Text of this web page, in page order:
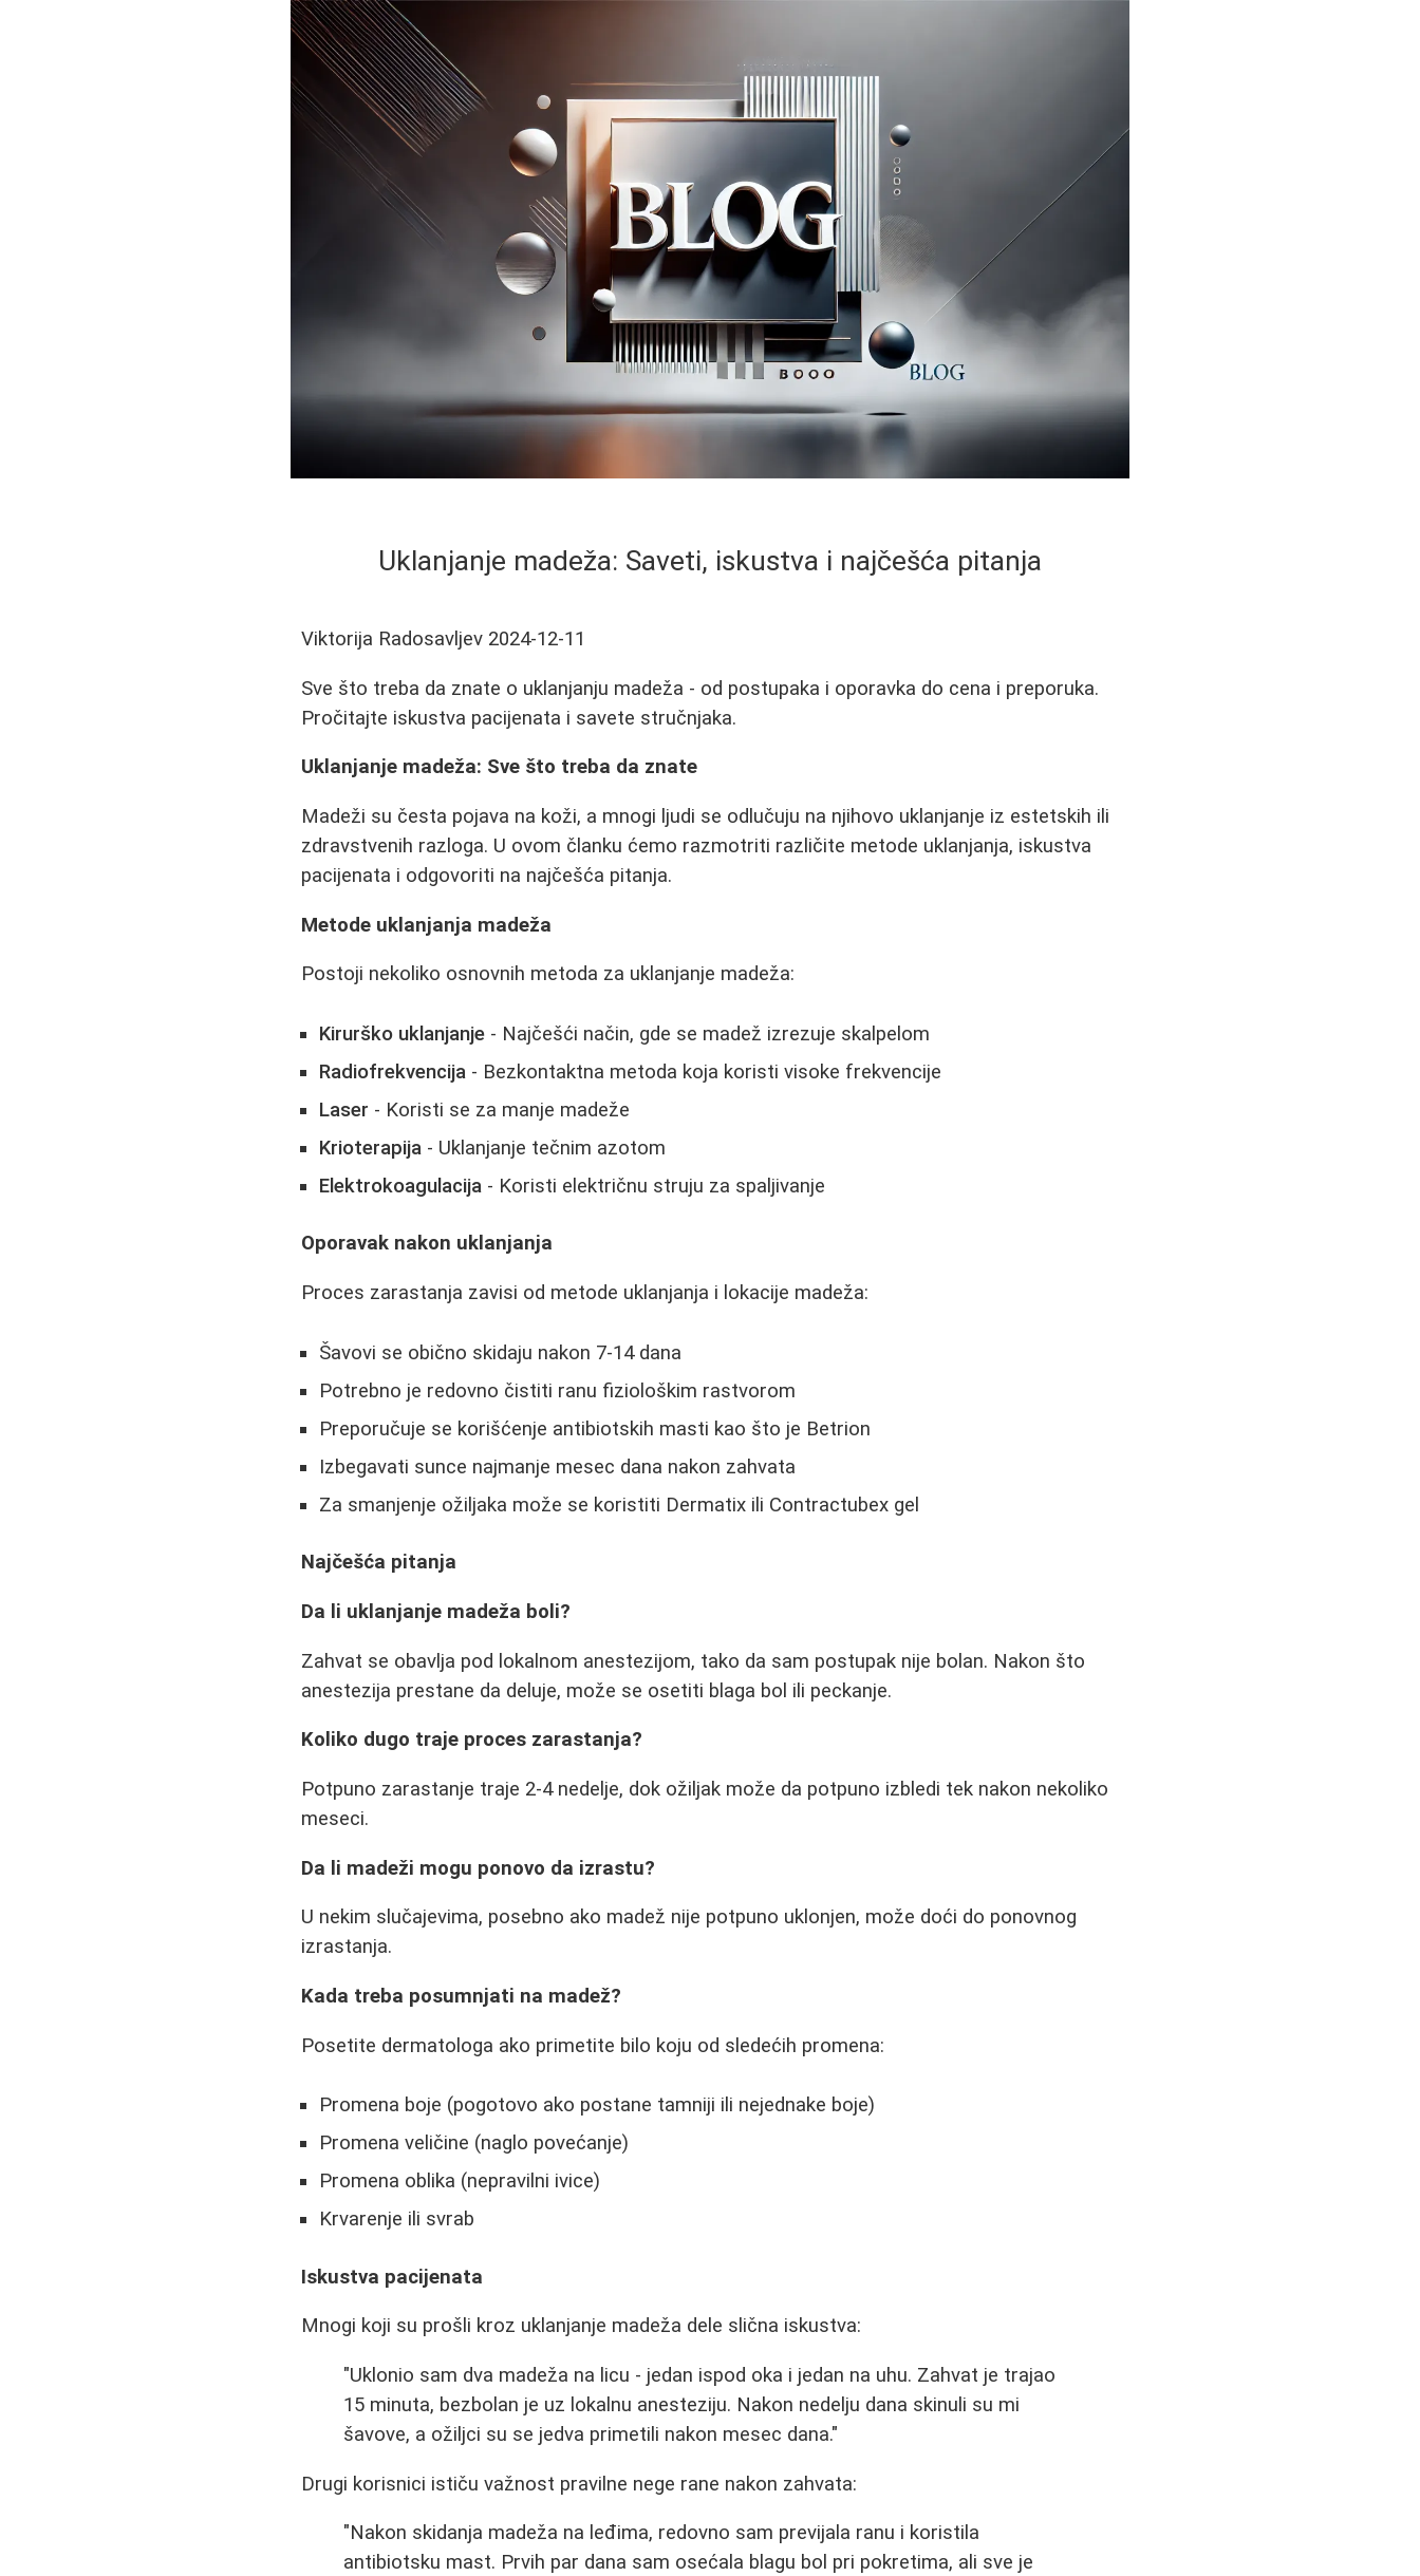
Uklanjanje madeža: Saveti, iskustva i najčešća pitanja
Viktorija Radosavljev 2024-12-11
Sve što treba da znate o uklanjanju madeža - od postupaka i oporavka do cena i preporuka.
Pročitajte iskustva pacijenata i savete stručnjaka.
Uklanjanje madeža: Sve što treba da znate
Madeži su česta pojava na koži, a mnogi ljudi se odlučuju na njihovo uklanjanje iz estetskih ili
zdravstvenih razloga. U ovom članku ćemo razmotriti različite metode uklanjanja, iskustva
pacijenata i odgovoriti na najčešća pitanja.
Metode uklanjanja madeža
Postoji nekoliko osnovnih metoda za uklanjanje madeža:
Kirurško uklanjanje - Najčešći način, gde se madež izrezuje skalpelom
Radiofrekvencija - Bezkontaktna metoda koja koristi visoke frekvencije
Laser - Koristi se za manje madeže
Krioterapija - Uklanjanje tečnim azotom
Elektrokoagulacija - Koristi električnu struju za spaljivanje
Oporavak nakon uklanjanja
Proces zarastanja zavisi od metode uklanjanja i lokacije madeža:
Šavovi se obično skidaju nakon 7-14 dana
Potrebno je redovno čistiti ranu fiziološkim rastvorom
Preporučuje se korišćenje antibiotskih masti kao što je Betrion
Izbegavati sunce najmanje mesec dana nakon zahvata
Za smanjenje ožiljaka može se koristiti Dermatix ili Contractubex gel
Najčešća pitanja
Da li uklanjanje madeža boli?
Zahvat se obavlja pod lokalnom anestezijom, tako da sam postupak nije bolan. Nakon što
anestezija prestane da deluje, može se osetiti blaga bol ili peckanje.
Koliko dugo traje proces zarastanja?
Potpuno zarastanje traje 2-4 nedelje, dok ožiljak može da potpuno izbledi tek nakon nekoliko
meseci.
Da li madeži mogu ponovo da izrastu?
U nekim slučajevima, posebno ako madež nije potpuno uklonjen, može doći do ponovnog
izrastanja.
Kada treba posumnjati na madež?
Posetite dermatologa ako primetite bilo koju od sledećih promena:
Promena boje (pogotovo ako postane tamniji ili nejednake boje)
Promena veličine (naglo povećanje)
Promena oblika (nepravilni ivice)
Krvarenje ili svrab
Iskustva pacijenata
Mnogi koji su prošli kroz uklanjanje madeža dele slična iskustva:
"Uklonio sam dva madeža na licu - jedan ispod oka i jedan na uhu. Zahvat je trajao
15 minuta, bezbolan je uz lokalnu anesteziju. Nakon nedelju dana skinuli su mi
šavove, a ožiljci su se jedva primetili nakon mesec dana."
Drugi korisnici ističu važnost pravilne nege rane nakon zahvata:
"Nakon skidanja madeža na leđima, redovno sam previjala ranu i koristila
antibiotsku mast. Prvih par dana sam osećala blagu bol pri pokretima, ali sve je